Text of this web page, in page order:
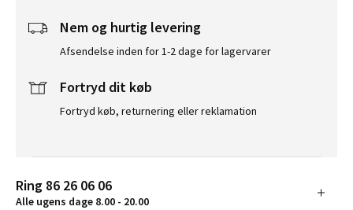
Nem og hurtig levering
Afsendelse inden for 1-2 dage for lagervarer
Fortryd dit køb
Fortryd køb, returnering eller reklamation
Ring 86 26 06 06
Alle ugens dage 8.00 - 20.00